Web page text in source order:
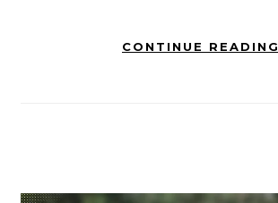
CONTINUE READING